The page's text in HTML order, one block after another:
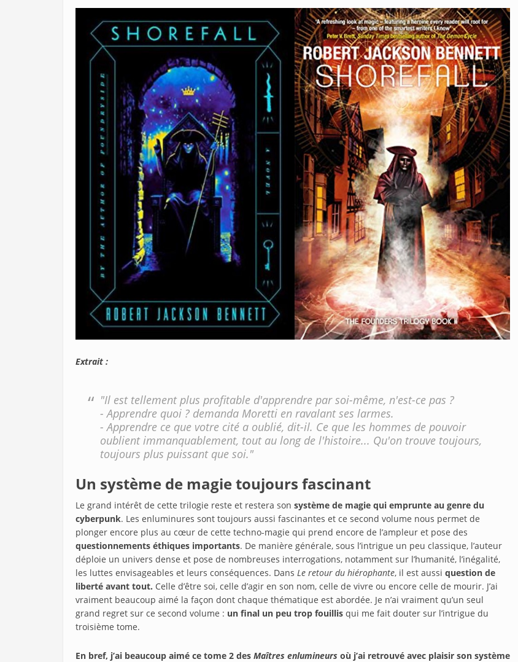
Extrait :
"Il est tellement plus profitable d'apprendre par soi-même, n'est-ce pas ?
- Apprendre quoi ? demanda Moretti en ravalant ses larmes.
- Apprendre ce que votre cité a oublié, dit-il. Ce que les hommes de pouvoir
oublient immanquablement, tout au long de l'histoire... Qu'on trouve toujours,
toujours plus puissant que soi."
Un système de magie toujours fascinant
Le grand intérêt de cette trilogie reste et restera son système de magie qui emprunte au genre du
cyberpunk. Les enluminures sont toujours aussi fascinantes et ce second volume nous permet de
plonger encore plus au cœur de cette techno-magie qui prend encore de l’ampleur et pose des
questionnements éthiques importants. De manière générale, sous l’intrigue un peu classique, l’auteur
déploie un univers dense et pose de nombreuses interrogations, notamment sur l’humanité, l’inégalité,
les luttes envisageables et leurs conséquences. Dans Le retour du hiérophante, il est aussi question de
liberté avant tout. Celle d’être soi, celle d’agir en son nom, celle de vivre ou encore celle de mourir. J’ai
vraiment beaucoup aimé la façon dont chaque thématique est abordée. Je n’ai vraiment qu’un seul
grand regret sur ce second volume : un final un peu trop fouillis qui me fait douter sur l’intrigue du
troisième tome.
En bref, j’ai beaucoup aimé ce tome 2 des Maîtres enlumineurs où j’ai retrouvé avec plaisir son système